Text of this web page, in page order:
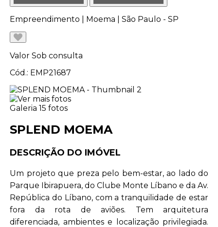
Empreendimento | Moema | São Paulo - SP
Valor Sob consulta
Cód.: EMP21687
Galeria 15 fotos
SPLEND MOEMA
DESCRIÇÃO DO IMÓVEL
Um projeto que preza pelo bem-estar, ao lado do
Parque Ibirapuera, do Clube Monte Líbano e da Av.
República do Líbano, com a tranquilidade de estar
fora da rota de aviões. Tem arquitetura
diferenciada, ambientes e localização privilegiada.